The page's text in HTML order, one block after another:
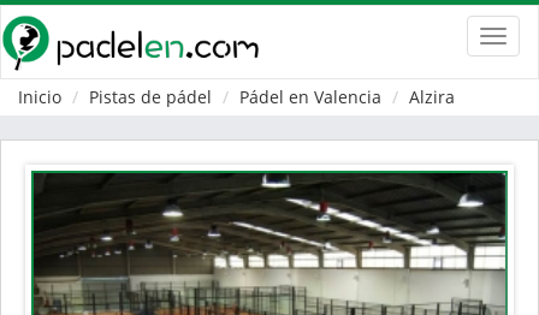
Inicio
Pistas de pádel Pádel en Valencia Alzira